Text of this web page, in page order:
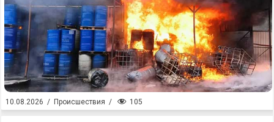
10.08.2026 / Происшествия / 105